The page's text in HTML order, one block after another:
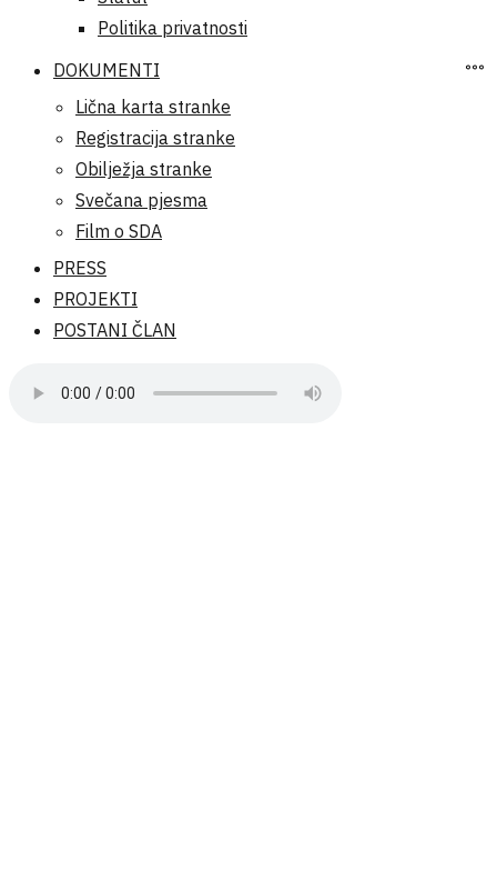
Politika privatnosti
DOKUMENTI
Lična karta stranke
Registracija stranke
Obilježja stranke
Svečana pjesma
Film o SDA
PRESS
PROJEKTI
POSTANI ČLAN